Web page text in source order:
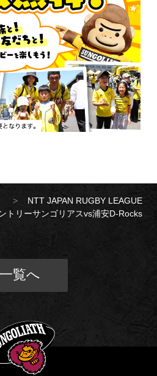
NTT JAPAN RUGBY LEAGUE
トリーサンゴリアスvs浦安D-Rocks
一覧へ